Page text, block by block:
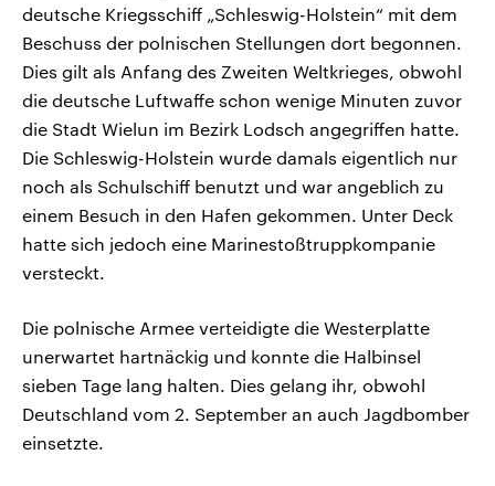
deutsche Kriegsschiff „Schleswig-Holstein“ mit dem
Beschuss der polnischen Stellungen dort begonnen.
Dies gilt als Anfang des Zweiten Weltkrieges, obwohl
die deutsche Luftwaffe schon wenige Minuten zuvor
die Stadt Wielun im Bezirk Lodsch angegriffen hatte.
Die Schleswig-Holstein wurde damals eigentlich nur
noch als Schulschiff benutzt und war angeblich zu
einem Besuch in den Hafen gekommen. Unter Deck
hatte sich jedoch eine Marinestoßtruppkompanie
versteckt.
Die polnische Armee verteidigte die Westerplatte
unerwartet hartnäckig und konnte die Halbinsel
sieben Tage lang halten. Dies gelang ihr, obwohl
Deutschland vom 2. September an auch Jagdbomber
einsetzte.